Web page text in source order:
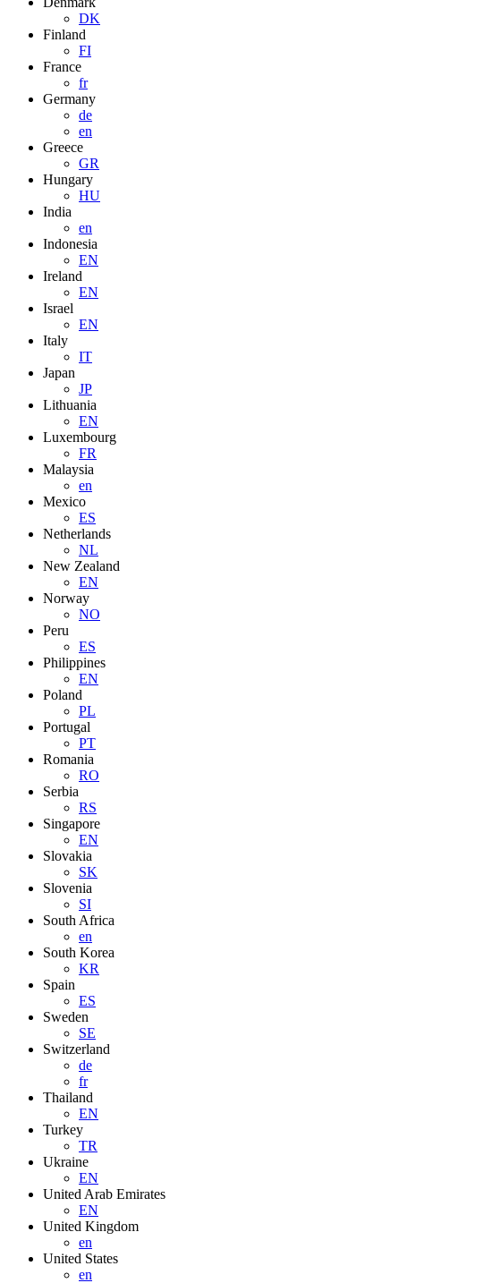
DK
Finland
FI
France
fr
Germany
de
en
Greece
GR
Hungary
HU
India
en
Indonesia
EN
Ireland
EN
Israel
EN
Italy
IT
Japan
JP
Lithuania
EN
Luxembourg
FR
Malaysia
en
Mexico
ES
Netherlands
NL
New Zealand
EN
Norway
NO
Peru
ES
Philippines
EN
Poland
PL
Portugal
PT
Romania
RO
Serbia
RS
Singapore
EN
Slovakia
SK
Slovenia
SI
South Africa
en
South Korea
KR
Spain
ES
Sweden
SE
Switzerland
de
fr
Thailand
EN
Turkey
TR
Ukraine
EN
United Arab Emirates
EN
United Kingdom
en
United States
en